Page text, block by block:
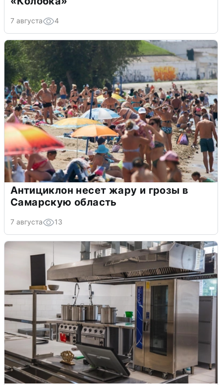
7 августа 4
Антициклон несет жару и грозы в
Самарскую область
7 августа 13